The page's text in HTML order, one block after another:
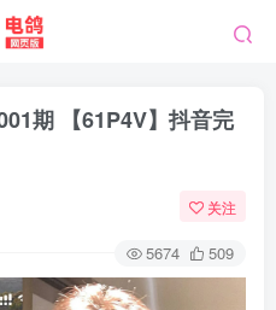
期 【61P4V】抖音完
关注
5674 509